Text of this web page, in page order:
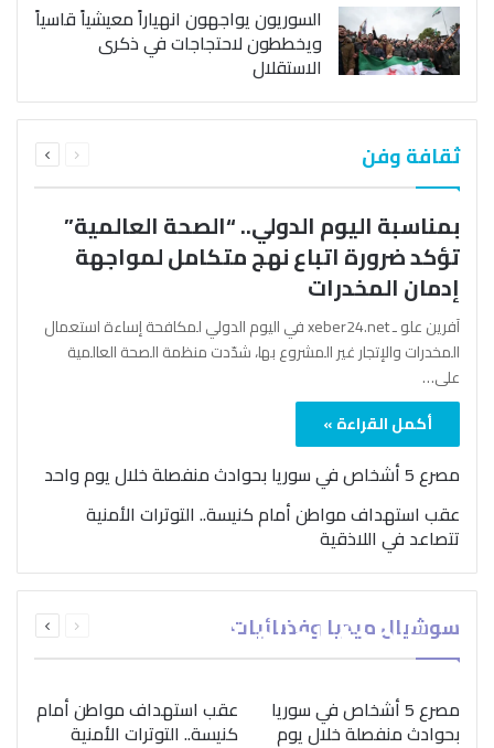
السوريون يواجهون انهياراً معيشياً قاسياً
ويخططون لاحتجاجات في ذكرى
الاستقلال
ثقافة وفن الصفحةالصفحة
بمناسبة اليوم الدولي.. “الصحة العالمية”
تؤكد ضرورة اتباع نهج متكامل لمواجهة
إدمان المخدرات
آفرين علو ـ xeber24.net في اليوم الدولي لمكافحة إساءة استعمال
المخدرات والإتجار غير المشروع بها، شدّدت منظمة الصحة العالمية
على…
أكمل القراءة »
مصرع 5 أشخاص في سوريا بحوادث منفصلة خلال يوم واحد
عقب استهداف مواطن أمام كنيسة.. التوترات الأمنية
تتصاعد في اللاذقية
سوشيال ميديا وفضائيات الصفحةالصفحة
بمناسبة اليوم الدولي..
“الصحة العالمية” تؤكد
ضرورة اتباع نهج متكامل
لمواجهة إدمان المخدرات
مصرع 5 أشخاص في سوريا
بحوادث منفصلة خلال يوم
عقب استهداف مواطن أمام
كنيسة.. التوترات الأمنية